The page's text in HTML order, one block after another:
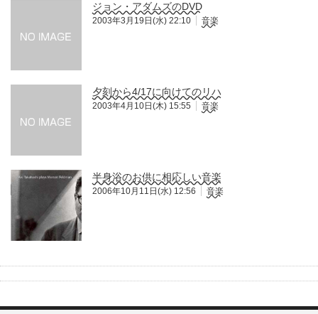
ジョン・アダムズのDVD
2003年3月19日(水) 22:10 音楽
夕刻から4/17に向けてのリハ
2003年4月10日(木) 15:55 音楽
半身浴のお供に相応しい音楽
2006年10月11日(水) 12:56 音楽